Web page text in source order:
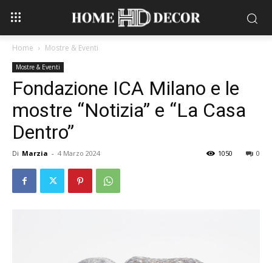
Home Mostre & Eventi
Mostre & Eventi
Fondazione ICA Milano e le
mostre “Notizia” e “La Casa
Dentro”
Di Marzia - 4 Marzo 2024 0
1050